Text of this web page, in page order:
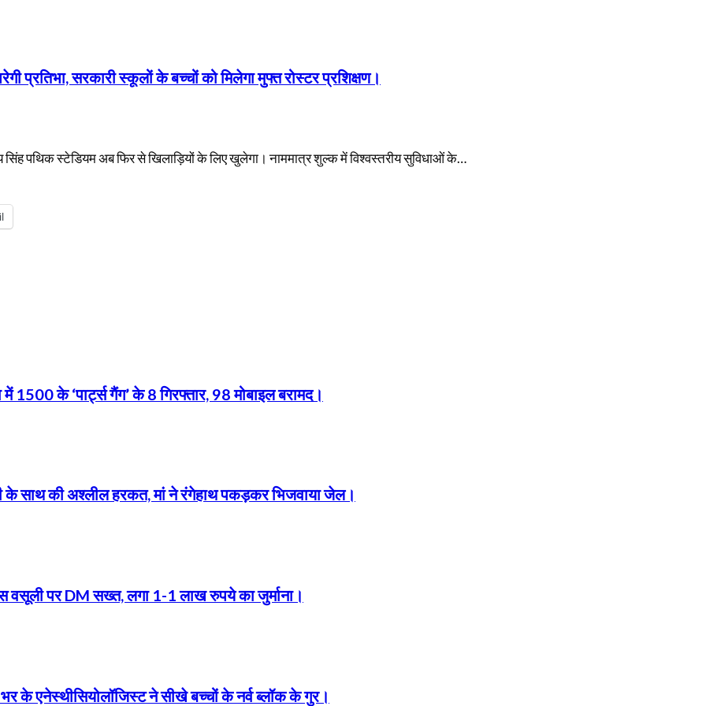
सरकारी स्कूलों के बच्चों को मिलेगा मुफ्त रोस्टर प्रशिक्षण।
पथिक स्टेडियम अब फिर से खिलाड़ियों के लिए खुलेगा। नाममात्र शुल्क में विश्वस्तरीय सुविधाओं के…
1500 के ‘पार्ट्स गैंग’ के 8 गिरफ्तार, 98 मोबाइल बरामद।
के साथ की अश्लील हरकत, मां ने रंगेहाथ पकड़कर भिजवाया जेल।
वसूली पर DM सख्त, लगा 1-1 लाख रुपये का जुर्माना।
एनेस्थीसियोलॉजिस्ट ने सीखे बच्चों के नर्व ब्लॉक के गुर।